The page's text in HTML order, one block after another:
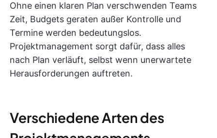
Ohne einen klaren Plan verschwenden Teams
Zeit, Budgets geraten außer Kontrolle und
Termine werden bedeutungslos.
Projektmanagement sorgt dafür, dass alles
nach Plan verläuft, selbst wenn unerwartete
Herausforderungen auftreten.
Verschiedene Arten des